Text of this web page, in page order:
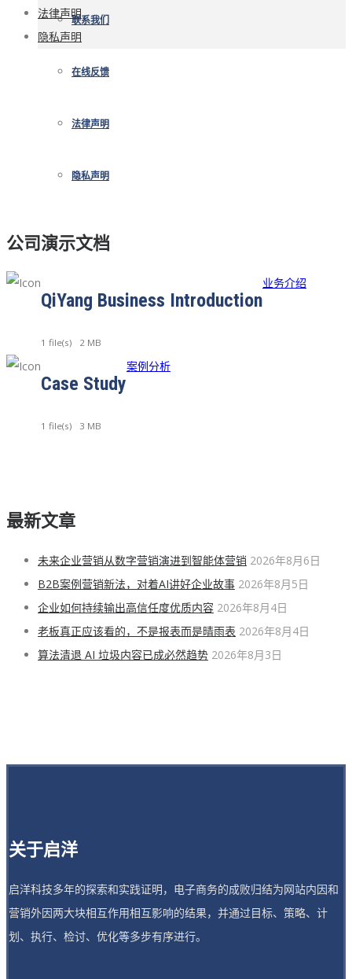
联系我们
在线反馈
法律声明
隐私声明
法律声明
隐私声明
公司演示文档
QiYang Business Introduction
1 file(s) 2 MB
业务介绍
Case Study
1 file(s) 3 MB
案例分析
最新文章
未来企业营销从数字营销演进到智能体营销 2026年8月6日
B2B案例营销新法，对着AI讲好企业故事 2026年8月5日
企业如何持续输出高信任度优质内容 2026年8月4日
老板真正应该看的，不是报表而是晴雨表 2026年8月4日
算法清退 AI 垃圾内容已成必然趋势 2026年8月3日
关于启洋
启洋科技多年的探索和实践证明，电子商务的成败归结为网站内因和
营销外因两大块相互作用相互影响的结果，并通过目标、策略、计
划、执行、检讨、优化等多步有序进行。